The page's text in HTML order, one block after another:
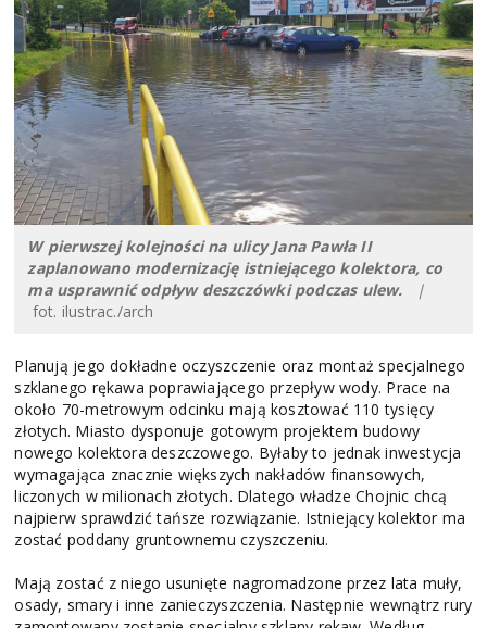
W pierwszej kolejności na ulicy Jana Pawła II
zaplanowano modernizację istniejącego kolektora, co
ma usprawnić odpływ deszczówki podczas ulew. |
fot. ilustrac./arch
Planują jego dokładne oczyszczenie oraz montaż specjalnego
szklanego rękawa poprawiającego przepływ wody. Prace na
około 70-metrowym odcinku mają kosztować 110 tysięcy
złotych. Miasto dysponuje gotowym projektem budowy
nowego kolektora deszczowego. Byłaby to jednak inwestycja
wymagająca znacznie większych nakładów finansowych,
liczonych w milionach złotych. Dlatego władze Chojnic chcą
najpierw sprawdzić tańsze rozwiązanie. Istniejący kolektor ma
zostać poddany gruntownemu czyszczeniu.
Mają zostać z niego usunięte nagromadzone przez lata muły,
osady, smary i inne zanieczyszczenia. Następnie wewnątrz rury